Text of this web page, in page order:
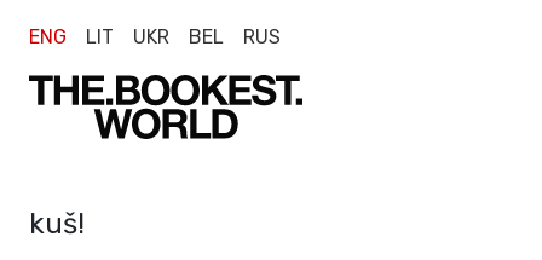
ENG LIT UKR BEL RUS
kuš!